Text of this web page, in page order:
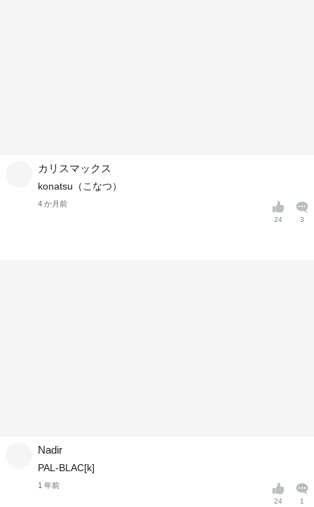
カリスマックス
konatsu（こなつ）
4 か月前
24 3
Nadir
PAL-BLAC[k]
1 年前
24 1